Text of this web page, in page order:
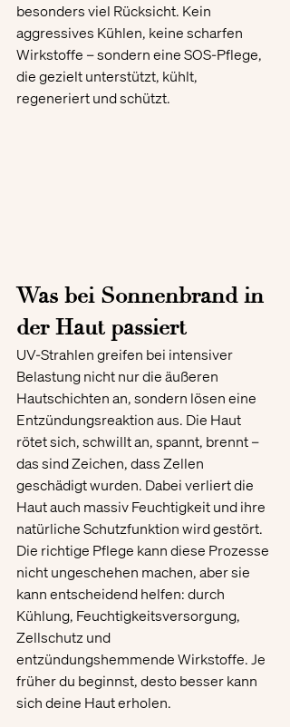
besonders viel Rücksicht. Kein
aggressives Kühlen, keine scharfen
Wirkstoffe – sondern eine SOS-Pflege,
die gezielt unterstützt, kühlt,
regeneriert und schützt.
Was bei Sonnenbrand in
der Haut passiert
UV-Strahlen greifen bei intensiver
Belastung nicht nur die äußeren
Hautschichten an, sondern lösen eine
Entzündungsreaktion aus. Die Haut
rötet sich, schwillt an, spannt, brennt –
das sind Zeichen, dass Zellen
geschädigt wurden. Dabei verliert die
Haut auch massiv Feuchtigkeit und ihre
natürliche Schutzfunktion wird gestört.
Die richtige Pflege kann diese Prozesse
nicht ungeschehen machen, aber sie
kann entscheidend helfen: durch
Kühlung, Feuchtigkeitsversorgung,
Zellschutz und
entzündungshemmende Wirkstoffe. Je
früher du beginnst, desto besser kann
sich deine Haut erholen.